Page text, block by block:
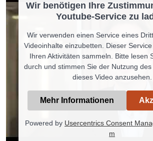
Wir benötigen Ihre
Youtube-Service zu
Wir verwenden einen Service eines
Videoinhalte einzubetten. Dieser
Ihren Aktivitäten sammeln. Bitte lesen
durch und stimmen Sie der Nutzung
dieses Video anzusehen.
Mehr Informationen
Powered by Usercentrics Consent
m